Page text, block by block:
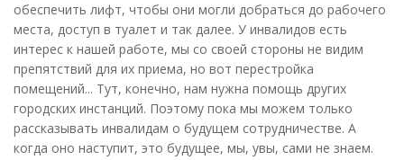
обеспечить лифт, чтобы они могли добраться до рабочего
места, доступ в туалет и так далее. У инвалидов есть
интерес к нашей работе, мы со своей стороны не видим
препятствий для их приема, но вот перестройка
помещений... Тут, конечно, нам нужна помощь других
городских инстанций. Поэтому пока мы можем только
рассказывать инвалидам о будущем сотрудничестве. А
когда оно наступит, это будущее, мы, увы, сами не знаем.